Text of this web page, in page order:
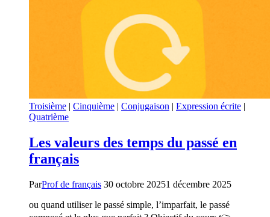
Troisième | Cinquième | Conjugaison | Expression écrite |
Quatrième
Les valeurs des temps du passé en
français
ParProf de français 30 octobre 20251 décembre 2025
ou quand utiliser le passé simple, l’imparfait, le passé